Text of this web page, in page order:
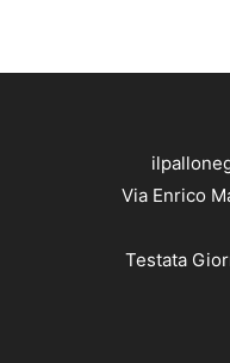
Testata